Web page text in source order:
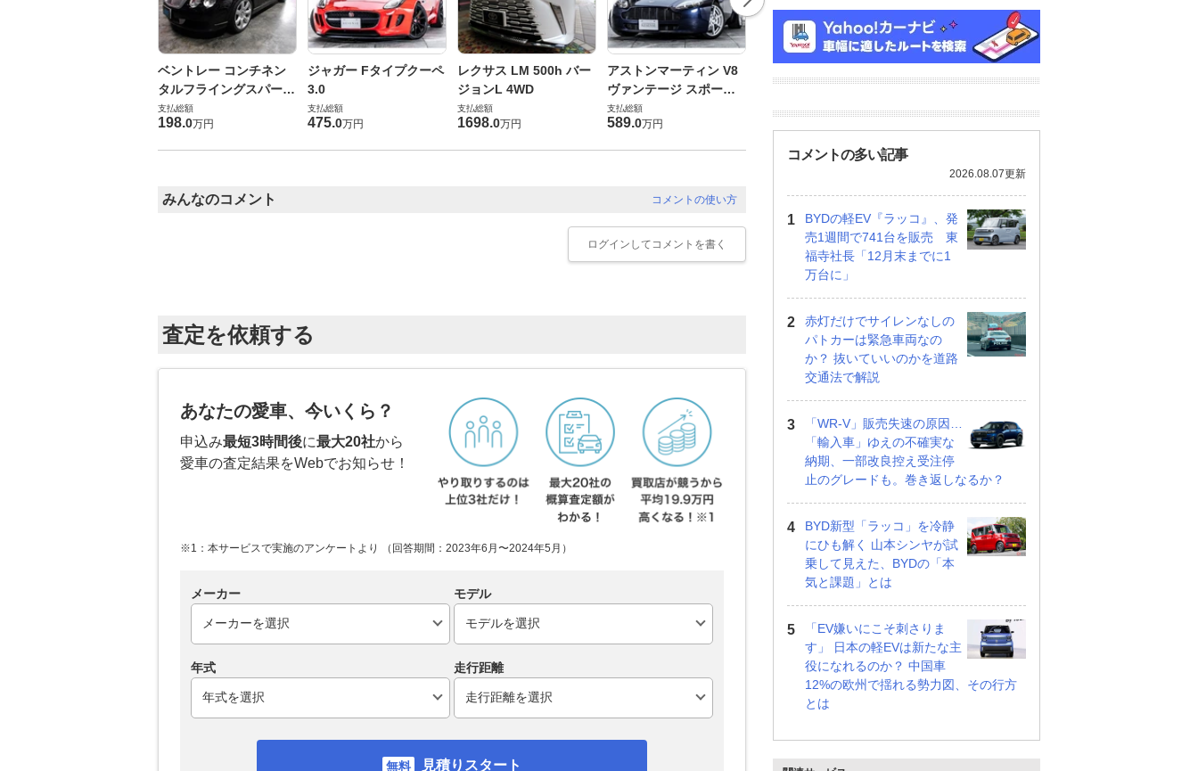
ベントレー コンチネン
タルフライングスパー
6.0 4WD
支払総額
198.0万円
ジャガー Fタイプクーペ
3.0
支払総額
475.0万円
レクサス LM 500h バー
ジョンL 4WD
支払総額
1698.0万円
アストンマーティン V8
ヴァンテージ スポーツ
シフト
支払総額
589.0万円
ロータス エヴォーラ エ
ヴォーラ
448.0万円
ホンダ NSX 3.0
支払総額
コメントの使い方
みんなのコメント
ログイン してコメントを書く
査定を依頼する
あなたの愛車、今いくら？
申込み最短3時間後に最大20社から
愛車の査定結果をWebでお知らせ！
※1：本サービスで実施のアンケートより （回答期間：2023年6月〜2024年5月）
メーカー モデル
年式 走行距離
見積りスタート
コメントの多い記事
2026.08.07更新
BYDの軽EV『ラッコ』、発
売1週間で741台を販売 東
福寺社長「12月末までに1
万台に」
赤灯だけでサイレンなしの
パトカーは緊急車両なの
か？ 抜いていいのかを道路
交通法で解説
「WR-V」販売失速の原因…
「輸入車」ゆえの不確実な
納期、一部改良控え受注停
止のグレードも。巻き返しなるか？
BYD新型「ラッコ」を冷静
にひも解く 山本シンヤが試
乗して見えた、BYDの「本
気と課題」とは
「EV嫌いにこそ刺さりま
す」 日本の軽EVは新たな主
役になれるのか？ 中国車
12%の欧州で揺れる勢力図、その行方
とは